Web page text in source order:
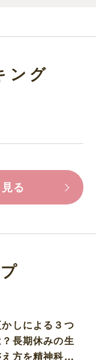
ング
る
しによる３つ
長期休みの生
方を精神科医